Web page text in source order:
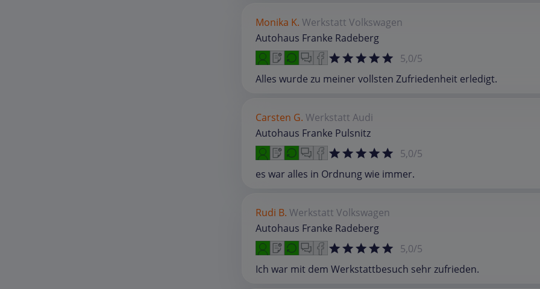
Monika K. Werkstatt Volkswagen
Autohaus Franke Radeberg
5,0/5
Alles wurde zu meiner vollsten Zufriedenheit erledigt.
Carsten G. Werkstatt Audi
Autohaus Franke Pulsnitz
5,0/5
es war alles in Ordnung wie immer.
Rudi B. Werkstatt Volkswagen
Autohaus Franke Radeberg
5,0/5
Ich war mit dem Werkstattbesuch sehr zufrieden.